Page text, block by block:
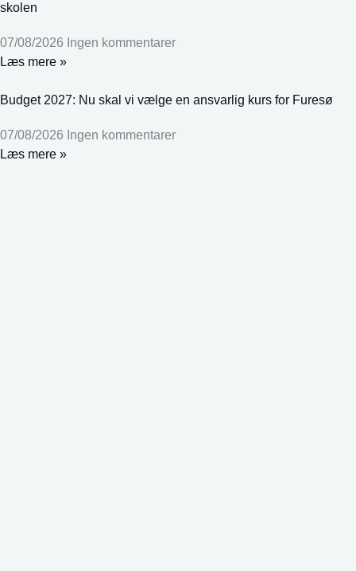
skolen
07/08/2026 Ingen kommentarer
Læs mere »
Budget 2027: Nu skal vi vælge en ansvarlig kurs for Furesø
07/08/2026 Ingen kommentarer
Læs mere »